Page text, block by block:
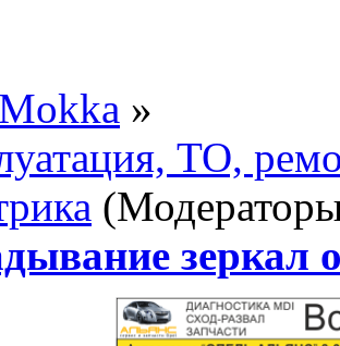
»
ТО,
зеркал